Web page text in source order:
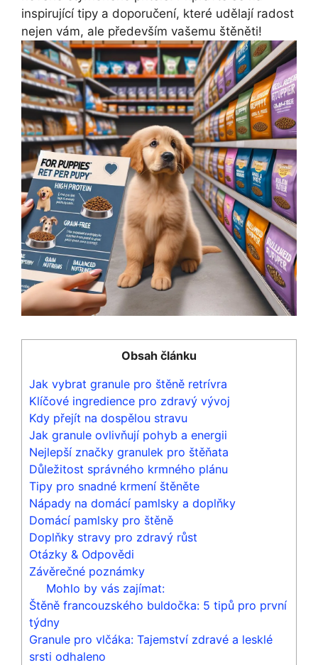
inspirující tipy a doporučení, které udělají radost
nejen vám, ale především vašemu štěněti!
Obsah článku
Jak vybrat granule pro štěně retrívra
Klíčové ingredience pro zdravý vývoj
Kdy přejít na dospělou stravu
Jak granule ovlivňují pohyb a energii
Nejlepší značky granulek pro štěňata
Důležitost správného krmného plánu
Tipy pro snadné krmení štěněte
Nápady na domácí pamlsky a doplňky
Domácí pamlsky pro štěně
Doplňky stravy pro zdravý růst
Otázky & Odpovědi
Závěrečné poznámky
Mohlo by vás zajímat:
Štěně francouzského buldočka: 5 tipů pro první
týdny
Granule pro vlčáka: Tajemství zdravé a lesklé
srsti odhaleno